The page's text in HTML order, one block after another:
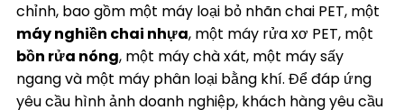
chỉnh, bao gồm một máy loại bỏ nhãn chai PET, một
máy nghiền chai nhựa, một máy rửa xơ PET, một
bồn rửa nóng, một máy chà xát, một máy sấy
ngang và một máy phân loại bằng khí. Để đáp ứng
yêu cầu hình ảnh doanh nghiệp, khách hàng yêu cầu